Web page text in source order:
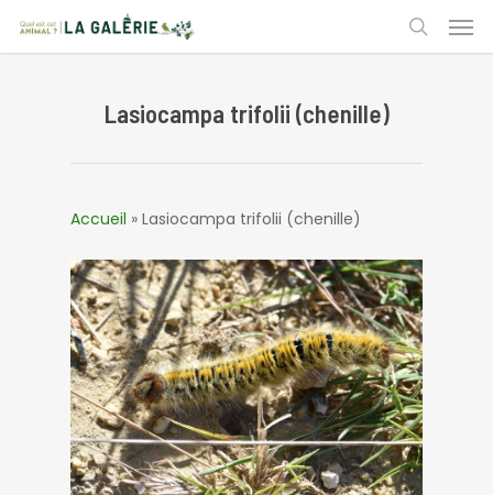
main
search
Lasiocampa trifolii (chenille)
Accueil » Lasiocampa trifolii (chenille)